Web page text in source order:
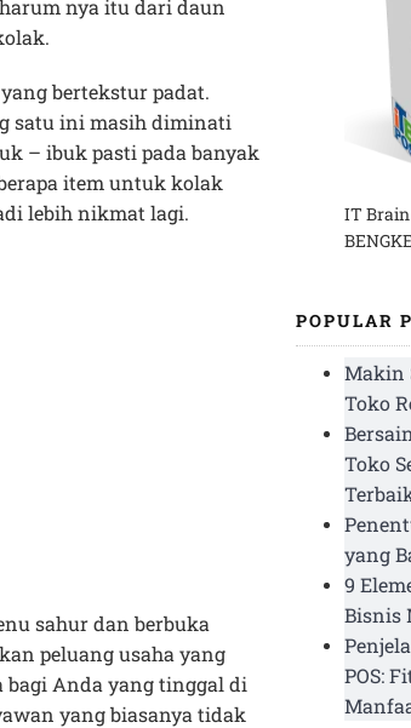
nya itu dari daun
bertekstur padat.
satu ini masih diminati
– ibuk pasti pada banyak
item untuk kolak
lebih nikmat lagi.
sahur dan berbuka
peluang usaha yang
Anda yang tinggal di
yang biasanya tidak
IT Brain
POPULAR
Makin
Toko
Toko
yang
9
Bisnis
POS: